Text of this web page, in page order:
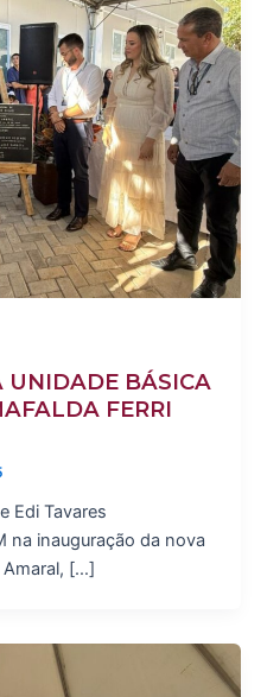
UNIDADE BÁSICA
FERRI
Edi Tavares
na inauguração da nova
Amaral, […]